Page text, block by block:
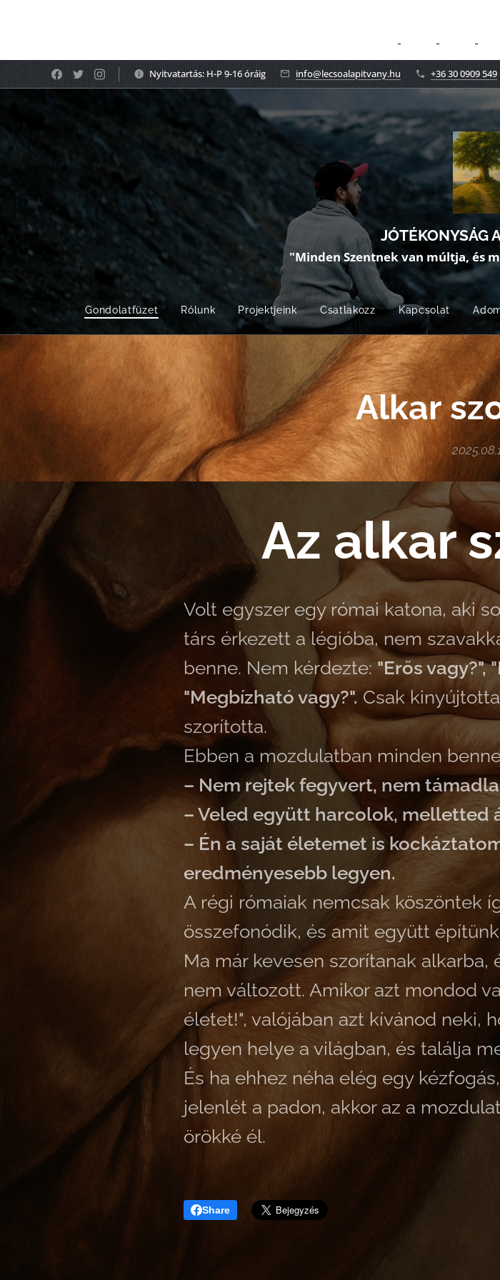
Nyitvatartás: H-P 9-16 óráig info@lecsoalapitvany.hu +36 30 0909 549
JÓTÉKONYSÁG
"Minden Szentnek van múltja, és
Gondolatfüzet Rólunk Projektjeink Csatlakozz Kapcsolat
Alkar
Az alkar
Volt egyszer egy római katona, aki
társ érkezett a légióba, nem
benne. Nem kérdezte: "Erős vagy?",
"Megbízható vagy?". Csak
szorította.
Ebben a mozdulatban minden
– Nem rejtek fegyvert, nem
– Veled együtt harcolok, melletted
– Én a saját életemet is
eredményesebb legyen.
A régi rómaiak nemcsak köszöntek
összefonódik, és amit együtt
Ma már kevesen szorítanak alkarba,
nem változott. Amikor azt mondod
életet!", valójában azt kívánod neki,
legyen helye a világban, és találja
És ha ehhez néha elég egy
jelenlét a padon, akkor az a
örökké él.
Share